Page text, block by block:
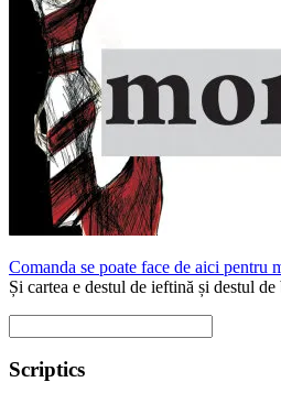
Comanda se poate face de aici pentru
Și cartea e destul de ieftină și destul
Scriptics